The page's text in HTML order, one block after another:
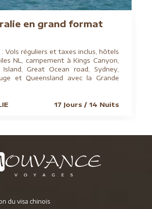
en grand format
: Vols réguliers et taxes inclus, hôtels
NL, campement à Kings Canyon,
Island, Great Ocean road, Sydney,
et Queensland avec la Grande
17 Jours / 14 Nuits
du visa chinois